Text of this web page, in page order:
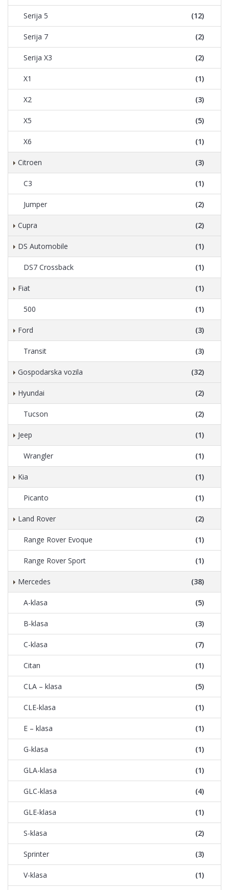
Serija 5 (12)
Serija 7 (2)
Serija X3 (2)
X1 (1)
X2 (3)
X5 (5)
X6 (1)
Citroen (3)
C3 (1)
Jumper (2)
Cupra (2)
DS Automobile (1)
DS7 Crossback (1)
Fiat (1)
500 (1)
Ford (3)
Transit (3)
Gospodarska vozila (32)
Hyundai (2)
Tucson (2)
Jeep (1)
Wrangler (1)
Kia (1)
Picanto (1)
Land Rover (2)
Range Rover Evoque (1)
Range Rover Sport (1)
Mercedes (38)
A-klasa (5)
B-klasa (3)
C-klasa (7)
Citan (1)
CLA – klasa (5)
CLE-klasa (1)
E – klasa (1)
G-klasa (1)
GLA-klasa (1)
GLC-klasa (4)
GLE-klasa (1)
S-klasa (2)
Sprinter (3)
V-klasa (1)